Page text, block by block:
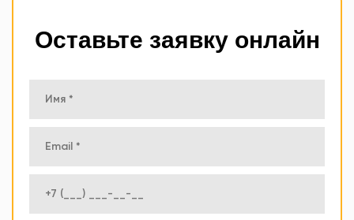
Оставьте заявку онлайн